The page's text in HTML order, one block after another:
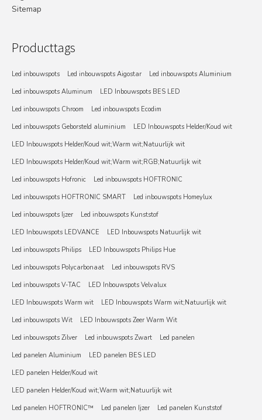
Sitemap
Producttags
Led inbouwspots Led inbouwspots Aigostar
Led inbouwspots Aluminium
Led inbouwspots Aluminum
LED Inbouwspots BES LED
Led inbouwspots Chroom
Led inbouwspots Ecodim
Led inbouwspots Geborsteld aluminium
LED Inbouwspots Helder/Koud wit
LED Inbouwspots Helder/Koud wit;Warm wit;Natuurlijk wit
LED Inbouwspots Helder/Koud wit;Warm wit;RGB;Natuurlijk wit
Led inbouwspots Hofronic
Led inbouwspots HOFTRONIC
Led inbouwspots HOFTRONIC SMART
Led inbouwspots Homeylux
Led inbouwspots Ijzer
Led inbouwspots Kunststof
LED Inbouwspots LEDVANCE
LED Inbouwspots Natuurlijk wit
Led inbouwspots Philips
LED Inbouwspots Philips Hue
Led inbouwspots Polycarbonaat
Led inbouwspots RVS
Led inbouwspots V-TAC
LED Inbouwspots Velvalux
LED Inbouwspots Warm wit
LED Inbouwspots Warm wit;Natuurlijk wit
Led inbouwspots Wit
LED Inbouwspots Zeer Warm Wit
Led inbouwspots Zilver
Led inbouwspots Zwart
Led panelen
Led panelen Aluminium
LED panelen BES LED
LED panelen Helder/Koud wit
LED panelen Helder/Koud wit;Warm wit;Natuurlijk wit
Led panelen HOFTRONIC™
Led panelen Ijzer
Led panelen Kunststof